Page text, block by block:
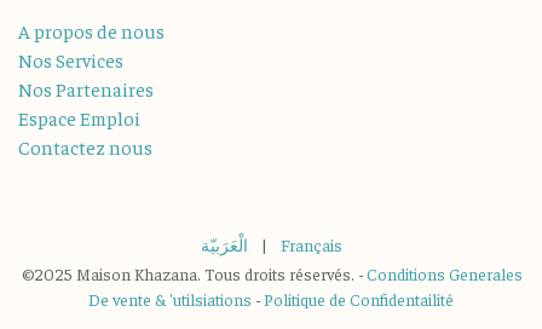
A propos de nous
Nos Services
Nos Partenaires
Espace Emploi
Contactez nous
©2025 Maison Khazana. Tous droits réservés. -Conditions Generales
De vente & 'utilsiations -Politique de Confidentailité
الْعَرَبيّة | Français